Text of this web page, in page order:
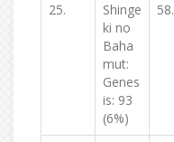
25.
Shinge
ki no
Baha
mut:
Genes
is: 93
(6%)
58.